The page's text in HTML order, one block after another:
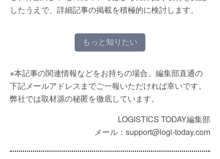
したうえで、詳細記事の掲載を積極的に検討します。
もっと知りたい
※本記事の関連情報などをお持ちの場合、編集部直通の
下記メールアドレスまでご一報いただければ幸いです。
弊社では取材源の秘匿を徹底しています。
LOGISTICS TODAY編集部
メール：support@logi-today.com